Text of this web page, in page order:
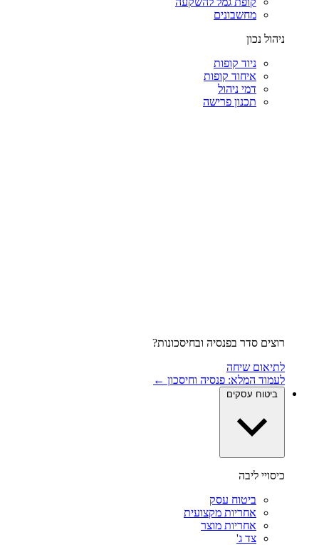
מחשבונים
ניהול נכון
ניוד קופות
איחוד קופות
דמי ניהול
תכנון פרישה
רוצים סדר בפנסיה ובחיסכונות?
לתיאום שיחה
לעמוד המלא: פנסיה וחיסכון ←
ביטוח עסקים
כיסויי ליבה
ביטוח עסק
אחריות מקצועית
אחריות מוצר
צד ג'